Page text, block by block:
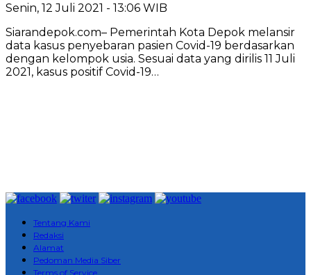
Senin, 12 Juli 2021 - 13:06 WIB
Siarandepok.com– Pemerintah Kota Depok melansir
data kasus penyebaran pasien Covid-19 berdasarkan
dengan kelompok usia. Sesuai data yang dirilis 11 Juli
2021, kasus positif Covid-19…
Tentang Kami
Redaksi
Alamat
Pedoman Media Siber
Terms of Service